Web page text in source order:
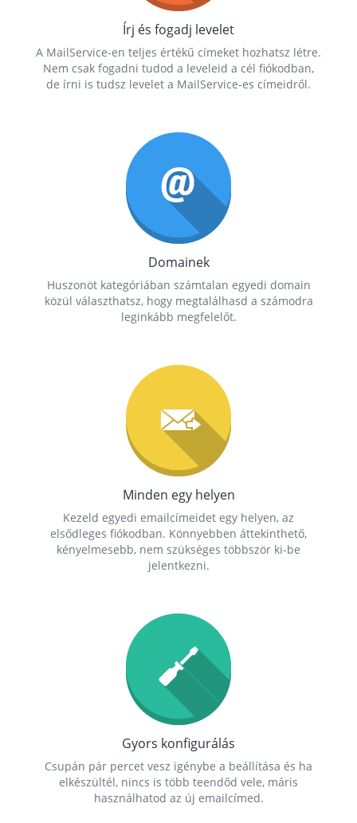
Írj és fogadj levelet
A MailService-en teljes értékű címeket hozhatsz létre.
Nem csak fogadni tudod a leveleid a cél fiókodban,
de írni is tudsz levelet a MailService-es címeidről.
Domainek
Huszonöt kategóriában számtalan egyedi domain
közül választhatsz, hogy megtalálhasd a számodra
leginkább megfelelőt.
Minden egy helyen
Kezeld egyedi emailcímeidet egy helyen, az
elsődleges fiókodban. Könnyebben áttekinthető,
kényelmesebb, nem szükséges többször ki-be
jelentkezni.
Gyors konfigurálás
Csupán pár percet vesz igénybe a beállítása és ha
elkészültél, nincs is több teendőd vele, máris
használhatod az új emailcímed.